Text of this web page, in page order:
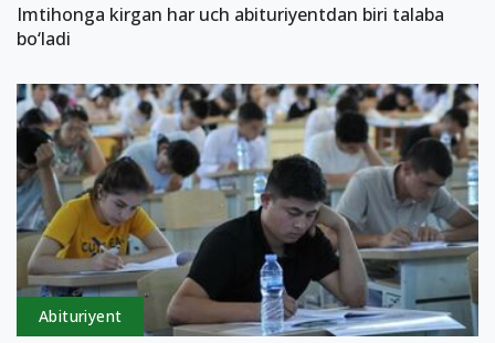
Imtihonga kirgan har uch abituriyentdan biri talaba
bo‘ladi
Abituriyent